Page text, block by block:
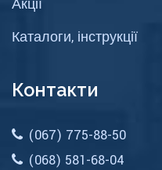
Акції
Каталоги, інструкції
Контакти
(067) 775-88-50
(068) 581-68-04